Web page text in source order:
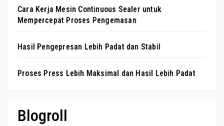
Cara Kerja Mesin Continuous Sealer untuk
Mempercepat Proses Pengemasan
Hasil Pengepresan Lebih Padat dan Stabil
Proses Press Lebih Maksimal dan Hasil Lebih Padat
Blogroll